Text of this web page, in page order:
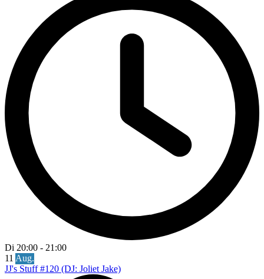
Di 20:00 - 21:00
11 Aug.
JJ's Stuff #120 (DJ: Joliet Jake)